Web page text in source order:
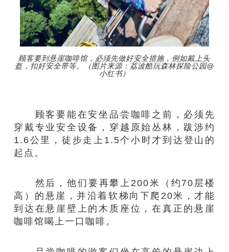
顾客要到悬崖咖啡馆，必须先做好安全措施，例如戴上头
盔，扣好安全带等。（图片来源：荔波酷玩森林探险公园@
小红书）
顾客要能在安坐品尝咖啡之前，必须先
穿戴专业安全设备，穿越原始丛林，跋涉约
1.6公里，徒步走上1.5个小时才到达登山的
起点。
然后，他们要再攀上200米（约70层楼
高）的悬崖，并沿着软梯向下爬20米，才能
到达在悬崖壁上的木质座位，在真正的悬崖
咖啡馆喝上一口咖啡。